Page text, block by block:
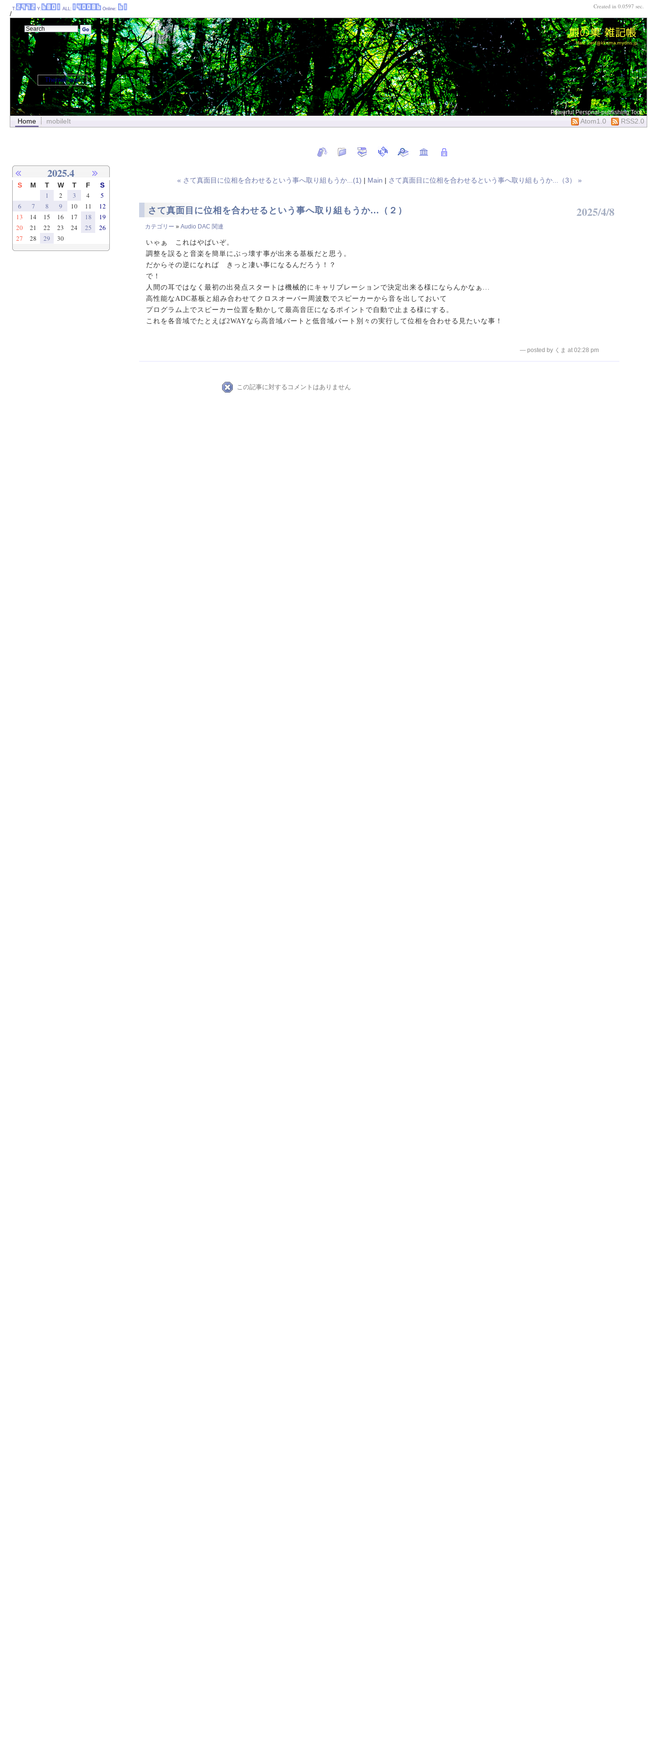
/
Powerful Perspnal-publishing Tool
Home mobileIt RSS2.0
Atom1.0
« さて真面目に位相を合わせるという事へ取り組もうか...(1) | Main | さて真面目に位相を合わせるという事へ取り組もうか...（3） »
さて真面目に位相を合わせるという事へ取り組もうか...（２） 2025/4/8
カテゴリー » Audio DAC 関連
いゃぁ これはやばいぞ。
調整を誤ると音楽を簡単にぶっ壊す事が出来る基板だと思う。
だからその逆になれば きっと凄い事になるんだろう！？
で！
人間の耳ではなく最初の出発点スタートは機械的にキャリブレーションで決定出来る様にならんかなぁ...
高性能なADC基板と組み合わせてクロスオーバー周波数でスピーカーから音を出しておいて
プログラム上でスピーカー位置を動かして最高音圧になるポイントで自動で止まる様にする。
これを各音域でたとえば2WAYなら高音域パートと低音域パート別々の実行して位相を合わせる見たいな事！
— posted by くま at 02:28 pm
この記事に対するコメントはありません
2025.4
S M T W T F S
1 2 3 4
5
6
7 8 9 10 11
12
13
14 15 16 17 18
19
20
21 22 23 24 25
26
27
28 29 30
T: Y: ALL: Online:
ThemePanel
Created in 0.0597 sec.